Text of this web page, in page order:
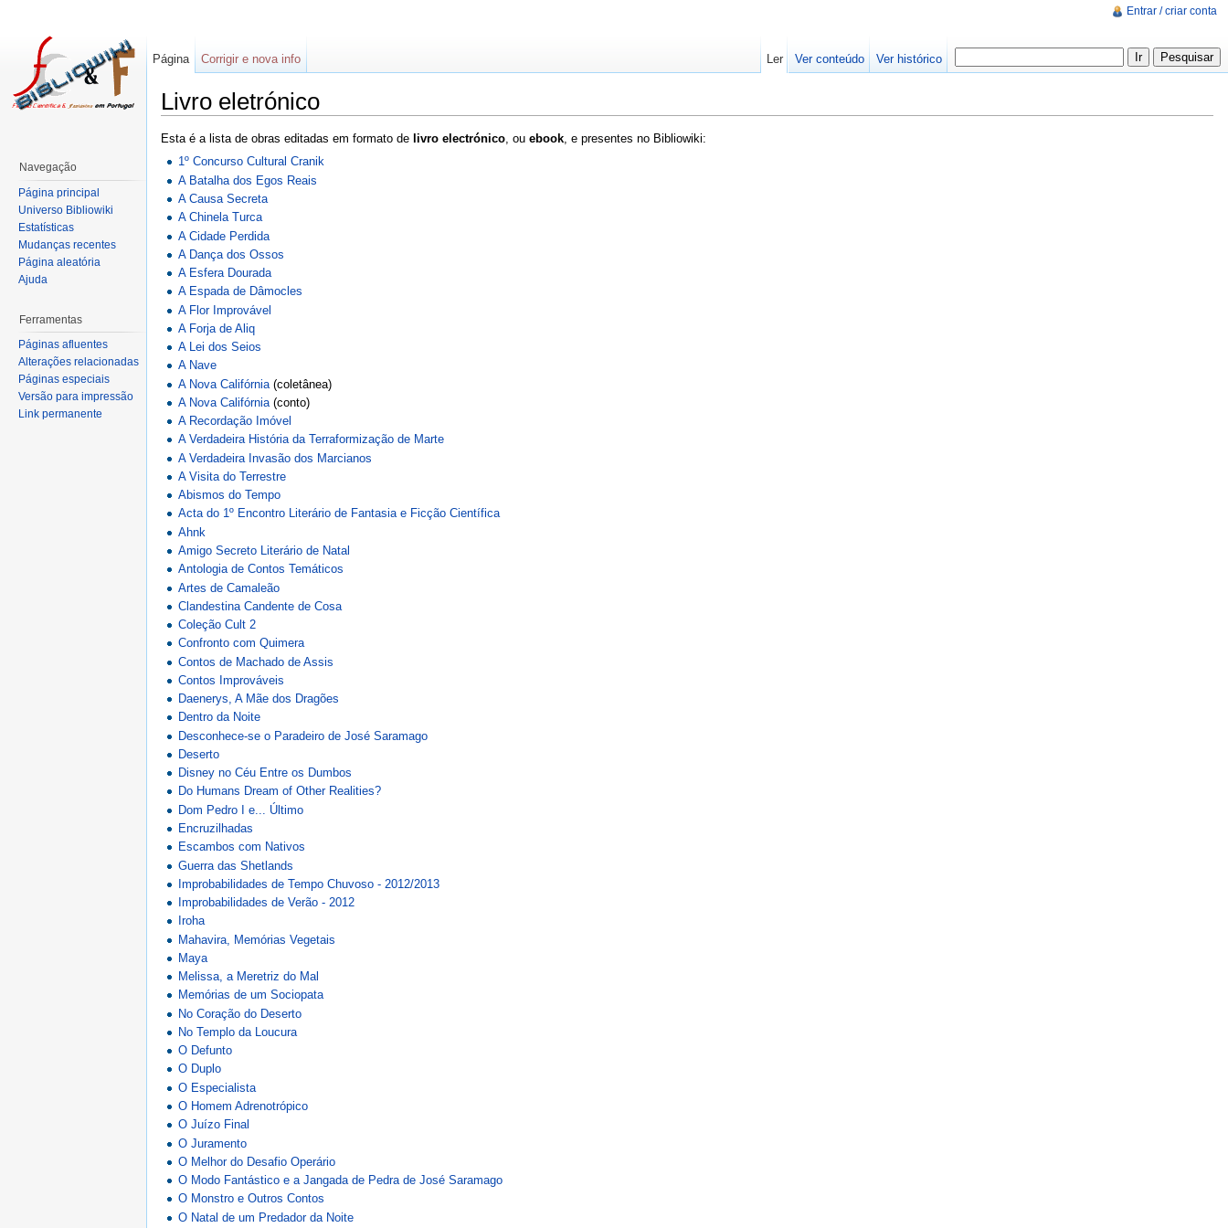
Livro eletrónico
Esta é a lista de obras editadas em formato de livro electrónico, ou ebook, e presentes no Bibliowiki:
1º Concurso Cultural Cranik
A Batalha dos Egos Reais
A Causa Secreta
A Chinela Turca
A Cidade Perdida
A Dança dos Ossos
A Esfera Dourada
A Espada de Dâmocles
A Flor Improvável
A Forja de Aliq
A Lei dos Seios
A Nave
A Nova Califórnia (coletânea)
A Nova Califórnia (conto)
A Recordação Imóvel
A Verdadeira História da Terraformização de Marte
A Verdadeira Invasão dos Marcianos
A Visita do Terrestre
Abismos do Tempo
Acta do 1º Encontro Literário de Fantasia e Ficção Científica
Ahnk
Amigo Secreto Literário de Natal
Antologia de Contos Temáticos
Artes de Camaleão
Clandestina Candente de Cosa
Coleção Cult 2
Confronto com Quimera
Contos de Machado de Assis
Contos Improváveis
Daenerys, A Mãe dos Dragões
Dentro da Noite
Desconhece-se o Paradeiro de José Saramago
Deserto
Disney no Céu Entre os Dumbos
Do Humans Dream of Other Realities?
Dom Pedro I e... Último
Encruzilhadas
Escambos com Nativos
Guerra das Shetlands
Improbabilidades de Tempo Chuvoso - 2012/2013
Improbabilidades de Verão - 2012
Iroha
Mahavira, Memórias Vegetais
Maya
Melissa, a Meretriz do Mal
Memórias de um Sociopata
No Coração do Deserto
No Templo da Loucura
O Defunto
O Duplo
O Especialista
O Homem Adrenotrópico
O Juízo Final
O Juramento
O Melhor do Desafio Operário
O Modo Fantástico e a Jangada de Pedra de José Saramago
O Monstro e Outros Contos
O Natal de um Predador da Noite
Entrar / criar conta
Página Corrigir e nova info Ler Ver conteúdo Ver histórico
Navegação
Página principal
Universo Bibliowiki
Estatísticas
Mudanças recentes
Página aleatória
Ajuda
Ferramentas
Páginas afluentes
Alterações relacionadas
Páginas especiais
Versão para impressão
Link permanente